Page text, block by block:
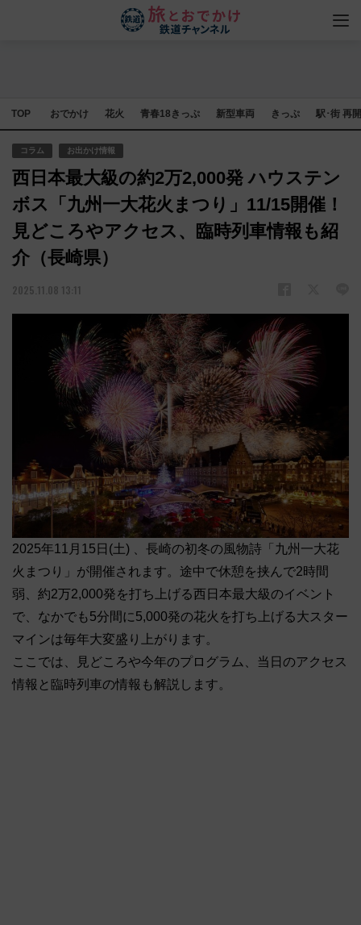
TOP おでかけ 花火 青春18きっぷ 新型車両 きっぷ 駅･街 再
コラム お出かけ情報
西日本最大級の約2万2,000発 ハウステン
ボス「九州一大花火まつり」11/15開催！
見どころやアクセス、臨時列車情報も紹
介（長崎県）
2025.11.08 13:11
2025年11月15日(土) 、長崎の初冬の風物詩「九州一大花
火まつり」が開催されます。途中で休憩を挟んで2時間
弱、約2万2,000発を打ち上げる西日本最大級のイベント
で、なかでも5分間に5,000発の花火を打ち上げる大スター
マインは毎年大変盛り上がります。
ここでは、見どころや今年のプログラム、当日のアクセス
情報と臨時列車の情報も解説します。